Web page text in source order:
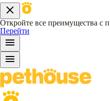
Откройте все преимущества с
Перейти